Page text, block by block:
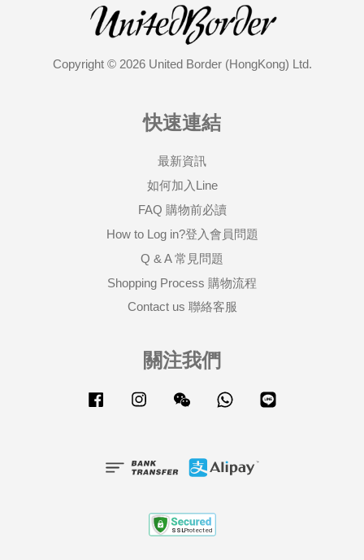
Copyright © 2026 United Border (HongKong) Ltd.
快速連結
最新資訊
如何加入Line
FAQ 購物前必讀
How to Log in?登入會員問題
Q & A 常見問題
Shopping Process 購物流程
Contact us 聯絡客服
關注我們
Facebook Instagram Wechat Whatsapp